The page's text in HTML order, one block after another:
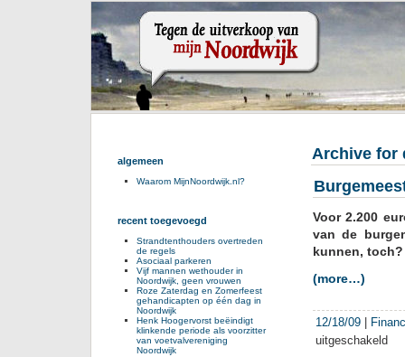
Archive for
Voor 2.200
van de
kunnen, toch?
(more…)
12/18/09
uitgeschakeldvoor
algemeen
Waarom MijnNoordwijk.nl?
recent toegevoegd
Strandtenthouders overtreden
de regels
Asociaal parkeren
Vijf mannen wethouder in
Noordwijk, geen vrouwen
Roze Zaterdag en Zomerfeest
gehandicapten op één dag in
Noordwijk
Henk Hoogervorst beëindigt
klinkende periode als voorzitter
van voetvalvereniging
Noordwijk